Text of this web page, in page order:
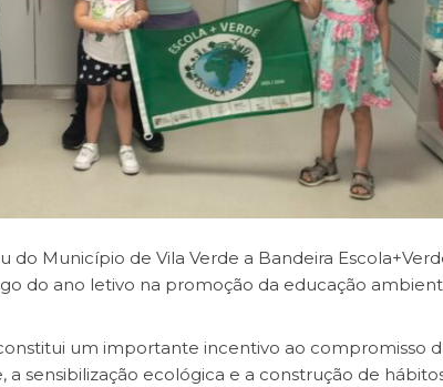
do Município de Vila Verde a Bandeira
do ano letivo na promoção da educação
um importante incentivo ao compromisso
sensibilização ecológica e a construção de